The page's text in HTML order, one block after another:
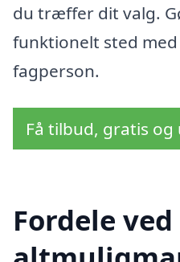
du træffer dit valg.
funktionelt sted
fagperson.
Få tilbud, gratis
Fordele